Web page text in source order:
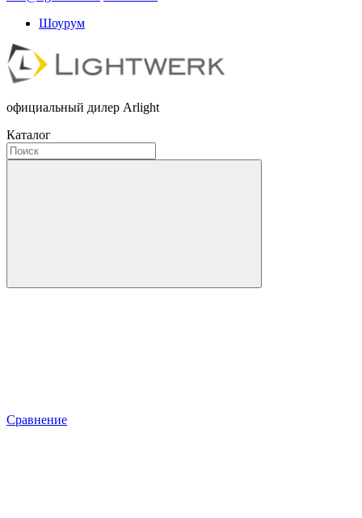
Шоурум
официальный дилер Arlight
Каталог
Сравнение